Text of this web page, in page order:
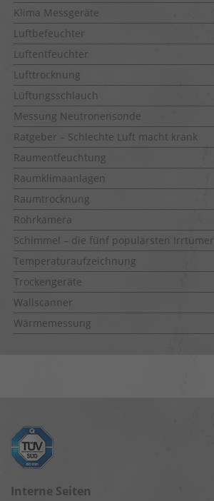
Klima Messgeräte
Luftbefeuchter
Luftentfeuchter
Lufttrocknung
Lüftungsschlauch
Messung Neutronensonde
Ratgeber – Schlechte Luft macht krank
Raumentfeuchtung
Raumklimaanlagen
Raumtrocknung
Rohrkamera
Schimmel – die fünf populärsten Irrtümer
Temperaturaufzeichnung
Trockengeräte
Wallscanner
Wärmemessung
Interne Seiten